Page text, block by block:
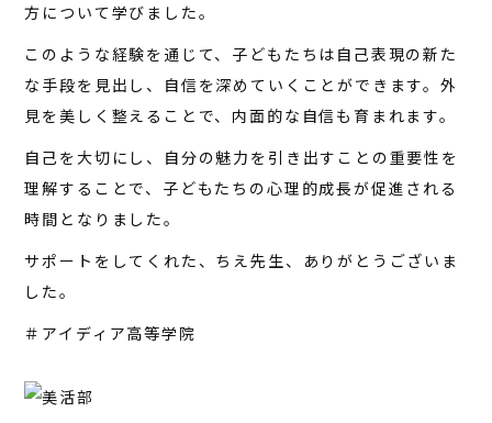
アクセス
お問い合わせ
方について学びました。
このような経験を通じて、子どもたちは自己表現の新た
な手段を見出し、自信を深めていくことができます。外
見を美しく整えることで、内面的な自信も育まれます。
自己を大切にし、自分の魅力を引き出すことの重要性を
理解することで、子どもたちの心理的成長が促進される
時間となりました。
サポートをしてくれた、ちえ先生、ありがとうございま
した。
＃アイディア高等学院